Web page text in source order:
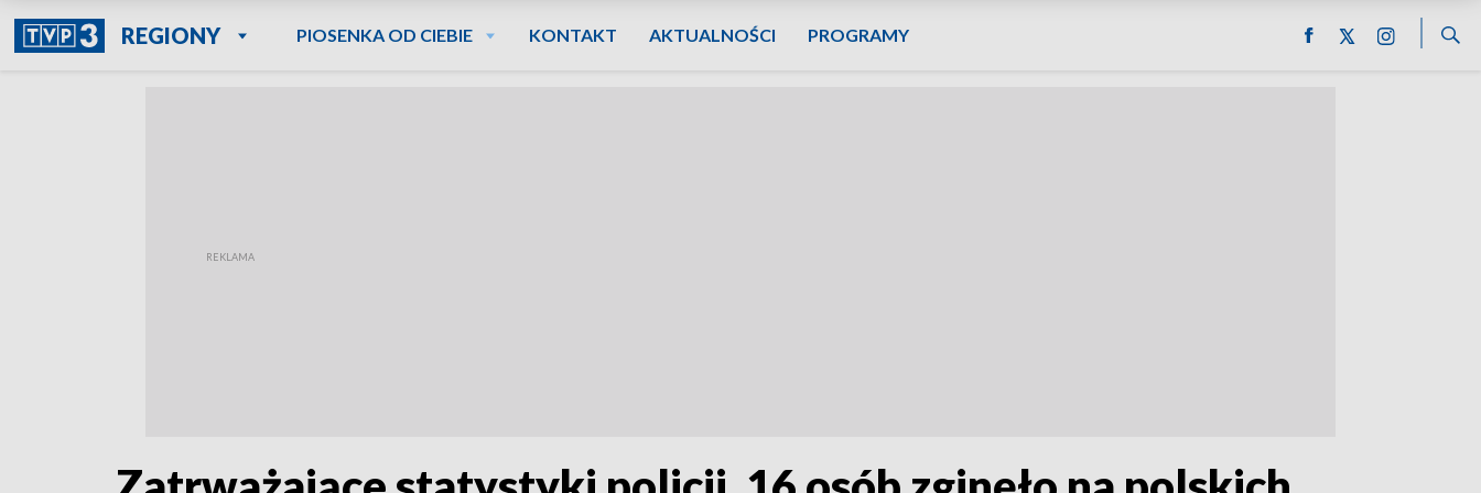
REGIONY PIOSENKA OD CIEBIE KONTAKT AKTUALNOŚCI PROGRAMY